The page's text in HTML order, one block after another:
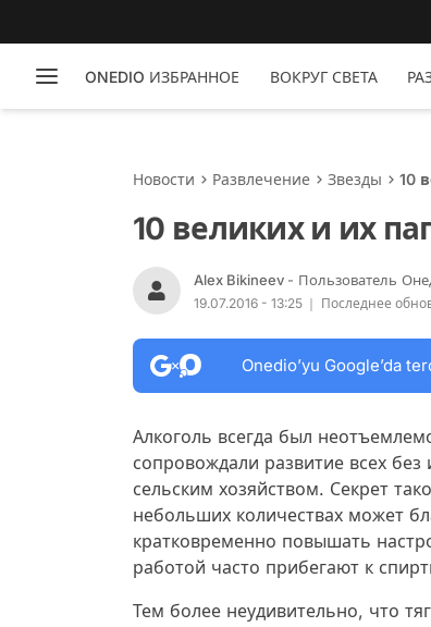
ONEDIO ИЗБРАННОЕ ВОКРУГ СВЕТА
Новости Развлечение Звезды 10
10 великих и их
Alex Bikineev - Пользователь
19.07.2016 - 13:25 Последнее
Onedio’yu Google’da
Алкоголь всегда был
сопровождали развитие всех
сельским хозяйством. Секрет
небольших количествах может
кратковременно повышать
работой часто прибегают к
Тем более неудивительно, что